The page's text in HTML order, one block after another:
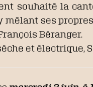
souhaité la
ses
Béranger.
et électrique,